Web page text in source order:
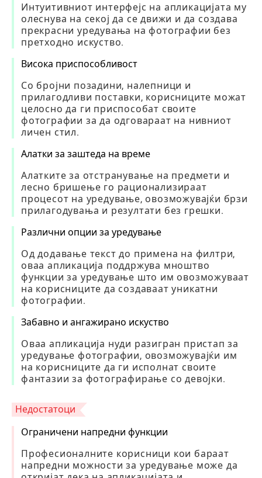
Интуитивниот интерфејс на апликацијата му
олеснува на секој да се движи и да создава
прекрасни уредувања на фотографии без
претходно искуство.
Висока приспособливост
Со бројни позадини, налепници и
прилагодливи поставки, корисниците можат
целосно да ги приспособат своите
фотографии за да одговараат на нивниот
личен стил.
Алатки за заштеда на време
Алатките за отстранување на предмети и
лесно бришење го рационализираат
процесот на уредување, овозможувајќи брзи
прилагодувања и резултати без грешки.
Различни опции за уредување
Од додавање текст до примена на филтри,
оваа апликација поддржува мноштво
функции за уредување што им овозможуваат
на корисниците да создаваат уникатни
фотографии.
Забавно и ангажирано искуство
Оваа апликација нуди разигран пристап за
уредување фотографии, овозможувајќи им
на корисниците да ги исполнат своите
фантазии за фотографирање со девојки.
Недостатоци
Ограничени напредни функции
Професионалните корисници кои бараат
напредни можности за уредување може да